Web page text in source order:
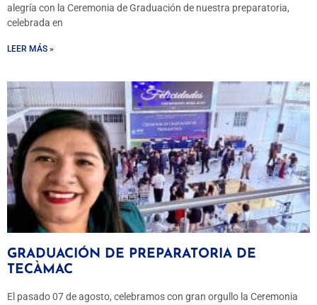
alegría con la Ceremonia de Graduación de nuestra preparatoria,
celebrada en
LEER MÁS »
GRADUACIÓN DE PREPARATORIA DE
TECÀMAC
El pasado 07 de agosto, celebramos con gran orgullo la Ceremonia